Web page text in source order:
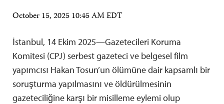
October 15, 2025 10:45 AM EDT
İstanbul, 14 Ekim 2025—Gazetecileri Koruma
Komitesi (CPJ) serbest gazeteci ve belgesel film
yapımcısı Hakan Tosun’un ölümüne dair kapsamlı bir
soruşturma yapılmasını ve öldürülmesinin
gazeteciliğine karşı bir misilleme eylemi olup